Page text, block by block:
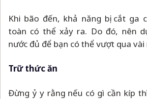
Khi bão đến, khả năng bị cắt ga
toàn có thể xảy ra. Do đó, nên
nước đủ để bạn có thể vượt qua vài
Trữ thức ăn
Đừng ỷ y rằng nếu có gì cần kíp